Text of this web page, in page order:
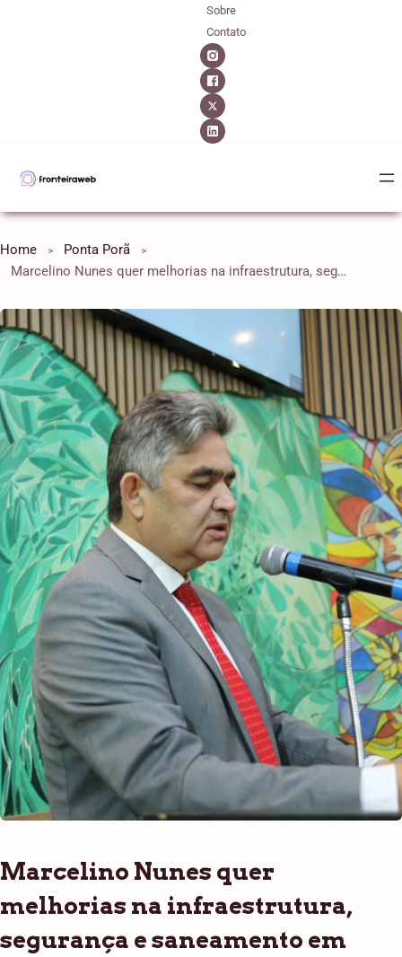
Sobre
Contato
Home
Ponta Porã
Marcelino Nunes quer melhorias na infraestrutura, segurança e saneamento em Ponta Porã
Marcelino Nunes quer
melhorias na infraestrutura,
segurança e saneamento em